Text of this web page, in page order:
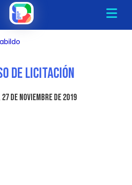
de Licitación
de noviembre de 2019